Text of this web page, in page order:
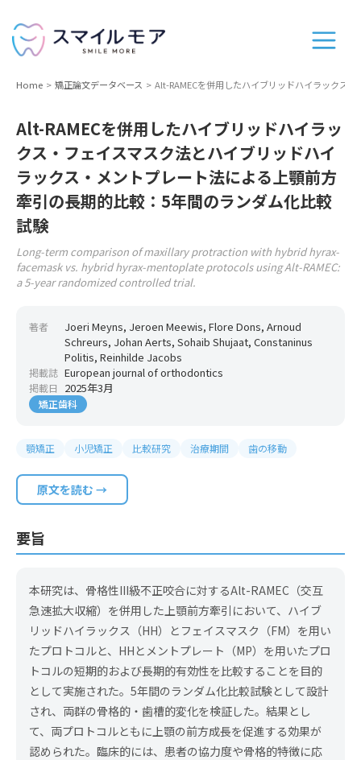
Home 矯正論文データベース Alt-RAMECを併用したハイブリッドハイラックス
Alt-RAMECを併用したハイブリッドハイラッ
クス・フェイスマスク法とハイブリッドハイ
ラックス・メントプレート法による上顎前方
牽引の長期的比較：5年間のランダム化比較
試験
Long-term comparison of maxillary protraction with hybrid hyrax-
facemask vs. hybrid hyrax-mentoplate protocols using Alt-RAMEC:
a 5-year randomized controlled trial.
著者
Joeri Meyns, Jeroen Meewis, Flore Dons, Arnoud
Schreurs, Johan Aerts, Sohaib Shujaat, Constaninus
Politis, Reinhilde Jacobs
掲載誌 European journal of orthodontics
掲載日 2025年3月
矯正歯科
顎矯正 小児矯正 比較研究 治療期間 歯の移動
原文を読む →
要旨
本研究は、骨格性III級不正咬合に対するAlt-RAMEC（交互
急速拡大収縮）を併用した上顎前方牽引において、ハイブ
リッドハイラックス（HH）とフェイスマスク（FM）を用い
たプロトコルと、HHとメントプレート（MP）を用いたプロ
トコルの短期的および長期的有効性を比較することを目的
として実施された。5年間のランダム化比較試験として設計
され、両群の骨格的・歯槽的変化を検証した。結果とし
て、両プロトコルともに上顎の前方成長を促進する効果が
認められた。臨床的には、患者の協力度や骨格的特徴に応